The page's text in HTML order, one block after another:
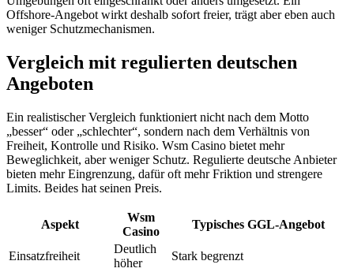
Offshore-Angebot wirkt deshalb sofort freier, trägt aber eben auch
weniger Schutzmechanismen.
Vergleich mit regulierten deutschen
Angeboten
Ein realistischer Vergleich funktioniert nicht nach dem Motto
„besser“ oder „schlechter“, sondern nach dem Verhältnis von
Freiheit, Kontrolle und Risiko. Wsm Casino bietet mehr
Beweglichkeit, aber weniger Schutz. Regulierte deutsche Anbieter
bieten mehr Eingrenzung, dafür oft mehr Friktion und strengere
Limits. Beides hat seinen Preis.
Aspekt
Wsm
Casino
Typisches GGL-Angebot
Einsatzfreiheit
Deutlich
höher
Stark begrenzt